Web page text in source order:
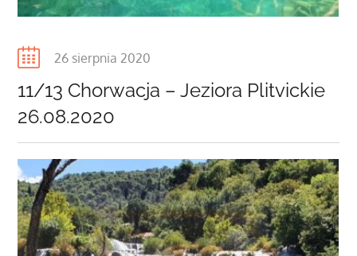
Posted
26 sierpnia 2020
11/13 Chorwacja – Jeziora Plitvickie
26.08.2020